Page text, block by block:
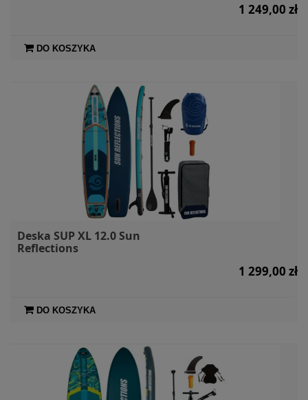
1 249,00 zł
DO KOSZYKA
Deska SUP XL 12.0 Sun
Reflections
1 299,00 zł
DO KOSZYKA